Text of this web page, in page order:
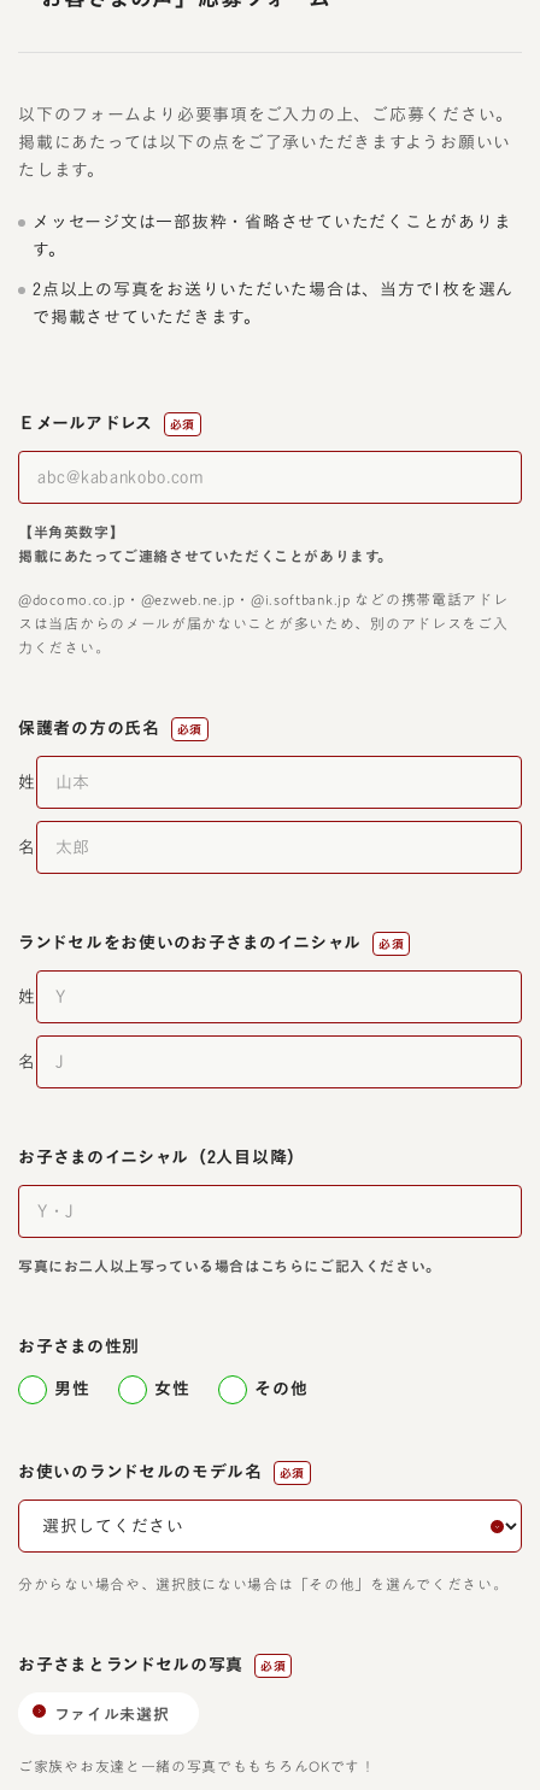
以下のフォームより必要事項をご入力の上、ご応募ください。
掲載にあたっては以下の点をご了承いただきますようお願いい
たします。
メッセージ文は一部抜粋・省略させていただくことがありま
す。
2点以上の写真をお送りいただいた場合は、当方で1枚を選ん
で掲載させていただきます。
Ｅメールアドレス 必須
【半角英数字】
掲載にあたってご連絡させていただくことがあります。
@docomo.co.jp・@ezweb.ne.jp・@i.softbank.jp などの携帯電話アドレ
スは当店からのメールが届かないことが多いため、別のアドレスをご入
力ください。
保護者の方の氏名 必須
姓
名
ランドセルをお使いのお子さまのイニシャル 必須
姓
名
お子さまのイニシャル （2人目以降）
写真にお二人以上写っている場合はこちらにご記入ください。
お子さまの性別
男性 女性 その他
お使いのランドセルのモデル名 必須
分からない場合や、選択肢にない場合は「その他」を選んでください。
お子さまとランドセルの写真 必須
ファイル未選択
ご家族やお友達と一緒の写真でももちろんOKです！